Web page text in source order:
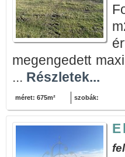
megengedett
... Részletek...
méret: 675m² szobák: